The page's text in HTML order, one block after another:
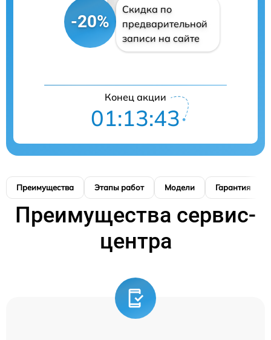
-20%
Скидка по
предварительной
записи на сайте
Конец акции
01:13:42
Преимущества Этапы работ Модели Гарантия
Преимущества сервис-
центра